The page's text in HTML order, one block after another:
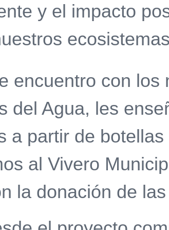
y el impacto
encuentro con los
del Agua, les
a partir de
al Vivero
la donación de